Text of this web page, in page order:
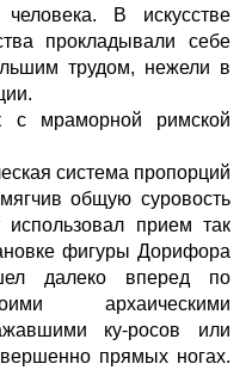
В искусстве
прокладывали себе
трудом, нежели в
с мраморной римской
система пропорций
общую суровость
прием так
фигуры Дорифора
далеко вперед по
архаическими
ку-росов или
прямых ногах.